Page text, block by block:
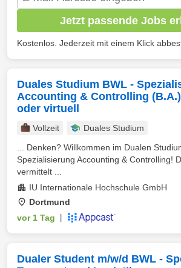
Jetzt passende Jobs
Kostenlos. Jederzeit mit einem Klick
Duales Studium BWL -
Accounting & Controlling
oder virtuell
Vollzeit
Duales Studium
... Denken? Willkommen im Dualen
Spezialisierung Accounting & Controlling!
vermittelt ...
IU Internationale Hochschule GmbH
Dortmund
vor 1 Tag
Dualer Student m/w/d BWL -